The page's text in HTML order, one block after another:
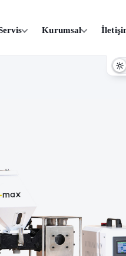
Kurumsal